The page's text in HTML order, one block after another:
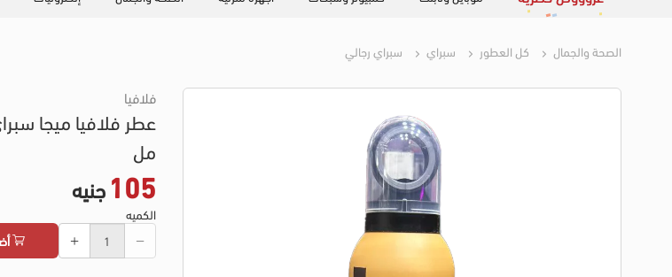
الصحة والجمال كل العطور سبراي سبراي رجالي
فلافيا
مل
105 جنيه
الكميه
أضف لسلة المشتريات